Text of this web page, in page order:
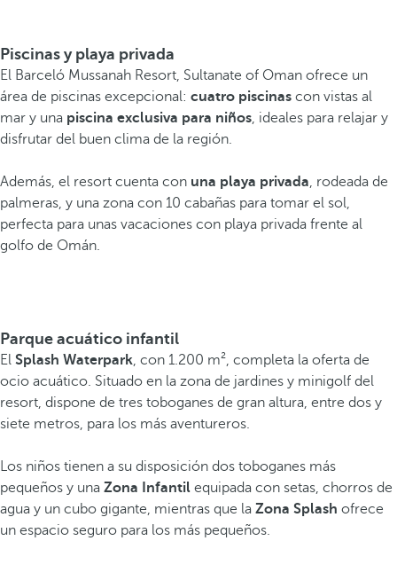
Piscinas y playa privada
El Barceló Mussanah Resort, Sultanate of Oman ofrece un
área de piscinas excepcional: cuatro piscinas con vistas al
mar y una piscina exclusiva para niños, ideales para relajar y
disfrutar del buen clima de la región.
Además, el resort cuenta con una playa privada, rodeada de
palmeras, y una zona con 10 cabañas para tomar el sol,
perfecta para unas vacaciones con playa privada frente al
golfo de Omán.
Parque acuático infantil
El Splash Waterpark, con 1.200 m², completa la oferta de
ocio acuático. Situado en la zona de jardines y minigolf del
resort, dispone de tres toboganes de gran altura, entre dos y
siete metros, para los más aventureros.
Los niños tienen a su disposición dos toboganes más
pequeños y una Zona Infantil equipada con setas, chorros de
agua y un cubo gigante, mientras que la Zona Splash ofrece
un espacio seguro para los más pequeños.